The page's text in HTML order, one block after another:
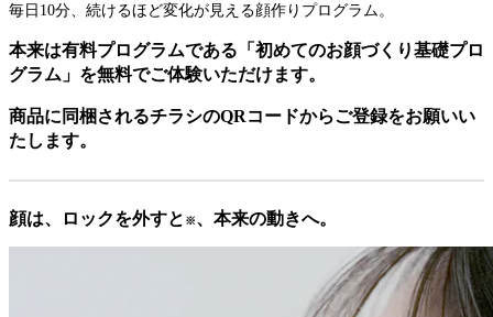
毎日10分、続けるほど変化が見える顔作りプログラム。
本来は有料プログラムである「初めてのお顔づくり基礎プロ
グラム」を無料でご体験いただけます。
商品に同梱されるチラシのQRコードからご登録をお願いい
たします。
顔は、ロックを外すと ※、本来の動きへ。